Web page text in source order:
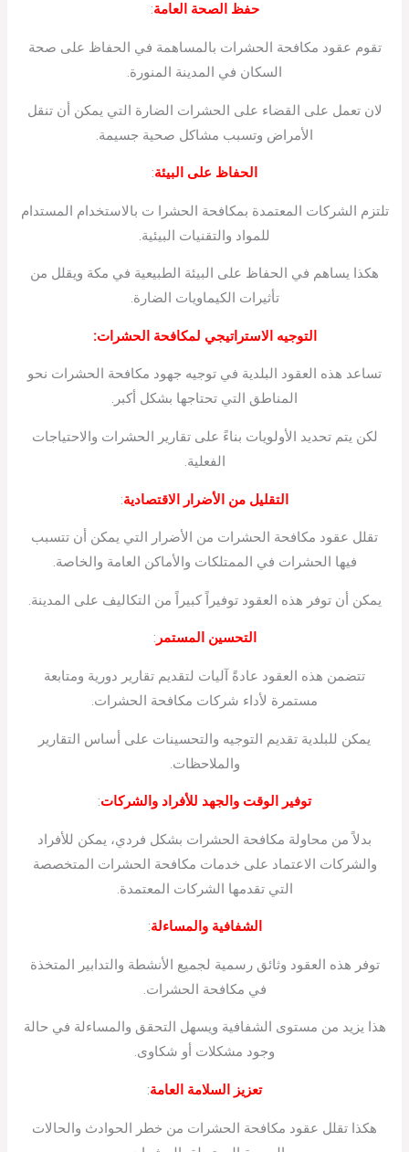
حفظ الصحة العامة:
تقوم عقود مكافحة الحشرات بالمساهمة في الحفاظ على صحة
السكان في المدينة المنورة.
لان تعمل على القضاء على الحشرات الضارة التي يمكن أن تنقل
الأمراض وتسبب مشاكل صحية جسيمة.
الحفاظ على البيئة:
تلتزم الشركات المعتمدة بمكافحة الحشرا ت بالاستخدام المستدام
للمواد والتقنيات البيئية.
هكذا يساهم في الحفاظ على البيئة الطبيعية في مكة ويقلل من
تأثيرات الكيماويات الضارة.
التوجيه الاستراتيجي لمكافحة الحشرات:
تساعد هذه العقود البلدية في توجيه جهود مكافحة الحشرات نحو
المناطق التي تحتاجها بشكل أكبر.
لكن يتم تحديد الأولويات بناءً على تقارير الحشرات والاحتياجات
الفعلية.
التقليل من الأضرار الاقتصادية:
تقلل عقود مكافحة الحشرات من الأضرار التي يمكن أن تتسبب
فيها الحشرات في الممتلكات والأماكن العامة والخاصة.
يمكن أن توفر هذه العقود توفيراً كبيراً من التكاليف على المدينة.
التحسين المستمر :
تتضمن هذه العقود عادةً آليات لتقديم تقارير دورية ومتابعة
مستمرة لأداء شركات مكافحة الحشرات.
يمكن للبلدية تقديم التوجيه والتحسينات على أساس التقارير
والملاحظات.
توفير الوقت والجهد للأفراد والشركات:
بدلاً من محاولة مكافحة الحشرات بشكل فردي، يمكن للأفراد
والشركات الاعتماد على خدمات مكافحة الحشرات المتخصصة
التي تقدمها الشركات المعتمدة.
الشفافية والمساءلة:
توفر هذه العقود وثائق رسمية لجميع الأنشطة والتدابير المتخذة
في مكافحة الحشرات.
هذا يزيد من مستوى الشفافية ويسهل التحقق والمساءلة في حالة
وجود مشكلات أو شكاوى.
تعزيز السلامة العامة:
هكذا تقلل عقود مكافحة الحشرات من خطر الحوادث والحالات